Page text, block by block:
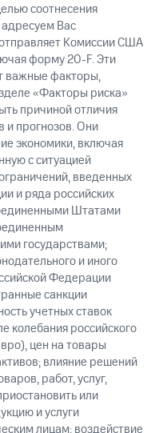
соотнесения
Вас
Комиссии США
форму20-F.Эти
важные факторы,
«Факторы риска»
причиной отличия
и прогнозов. Они
экономики, включая
с ситуацией
введенных
и ряда российских
Штатами
государствами;
и иного
Федерации
санкции
учетных ставок
колебания российского
цен на товары
влияние решений
работ, услуг,
или
и услуги